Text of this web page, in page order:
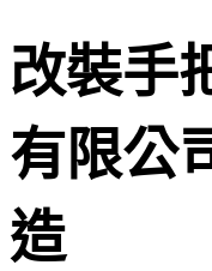
改裝手
有限公
造